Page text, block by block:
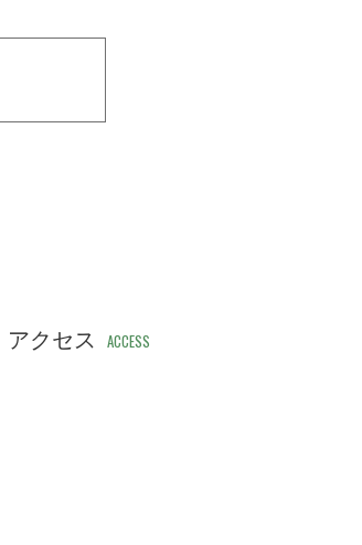
アクセス ACCESS